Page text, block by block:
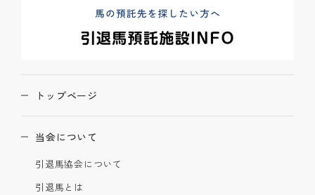
トップページ
当会について
引退馬協会について
引退馬とは